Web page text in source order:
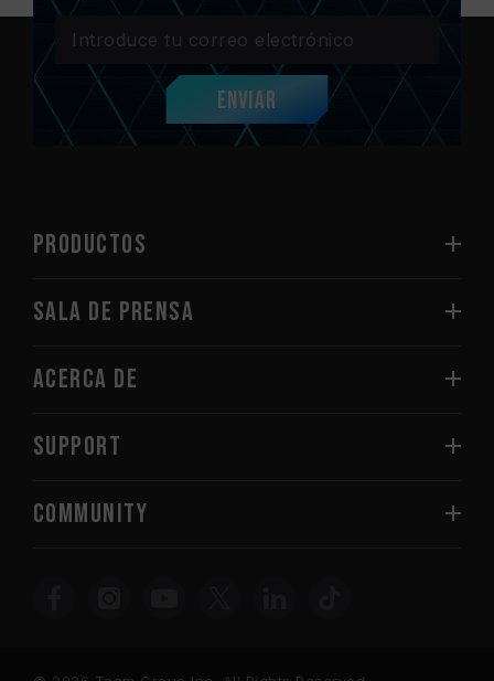
Enviar
PRODUCTOS
Sala de prensa
Acerca de
SUPPORT
COMMUNITY